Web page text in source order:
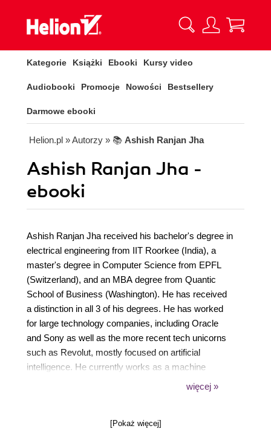
Kategorie Książki Ebooki Kursy video
Audiobooki Promocje Nowości Bestsellery
Darmowe ebooki
Helion.pl » Autorzy » 📚 Ashish Ranjan Jha
Ashish Ranjan Jha -
ebooki
Ashish Ranjan Jha received his bachelor's degree in
electrical engineering from IIT Roorkee (India), a
master's degree in Computer Science from EPFL
(Switzerland), and an MBA degree from Quantic
School of Business (Washington). He has received
a distinction in all 3 of his degrees. He has worked
for large technology companies, including Oracle
and Sony as well as the more recent tech unicorns
such as Revolut, mostly focused on artificial
intelligence. He currently works as a machine
projects, from developing an app that uses sensor
więcej »
[Pokaż więcej]